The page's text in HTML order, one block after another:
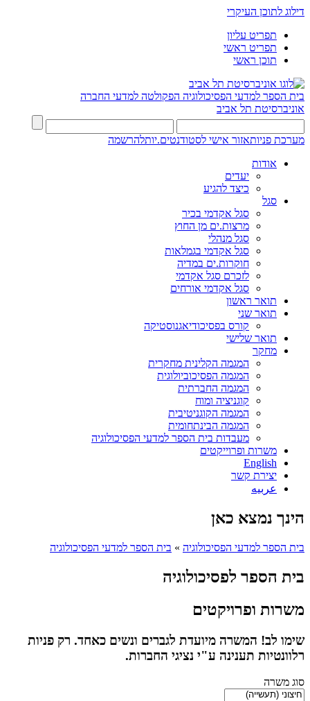
דילוג לתוכן העיקרי
תפריט עליון
תפריט ראשי
תוכן ראשי
בית הספר למדעי הפסיכולוגיה הפקולטה למדעי החברה
אוניברסיטת תל אביב
מערכת פניותאזור אישי לסטודנטים.יותלהרשמה
אודות
יעדים
כיצד להגיע
סגל
סגל אקדמי בכיר
מרצות.ים מן החוץ
סגל מנהלי
סגל אקדמי בגמלאות
חוקרות.ים במדיה
לזכרם סגל אקדמי
סגל אקדמי אורחים
תואר ראשון
תואר שני
קורס בפסיכודיאגנוסטיקה
תואר שלישי
מחקר
המגמה הקלינית מחקרית
המגמה הפסיכוביולוגית
המגמה החברתית
קוגניציה ומוח
המגמה הקוגניטיבית
המגמה הבינתחומית
מעבדות בית הספר למדעי הפסיכולוגיה
משרות ופרוייקטים
English
יצירת קשר
عربيه
הינך נמצא כאן
בית הספר למדעי הפסיכולוגיה » בית הספר למדעי הפסיכולוגיה
בית הספר לפסיכולוגיה
משרות ופרויקטים
שימו לב! המשרה מיועדת לגברים ונשים כאחד. רק פניות
רלוונטיות תענינה ע"י נציגי החברות.
סוג משרה